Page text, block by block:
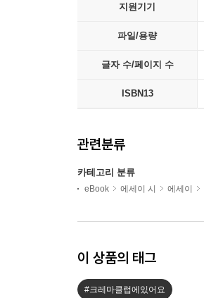
지원기기
파일/용량
글자 수/페이지 수
ISBN13
관련분류
카테고리 분류
eBook 에세이 시 에세이
이 상품의 태그
#크레마클럽에있어요